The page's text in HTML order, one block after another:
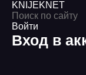
KNIJEKNET
Войти
Вход в